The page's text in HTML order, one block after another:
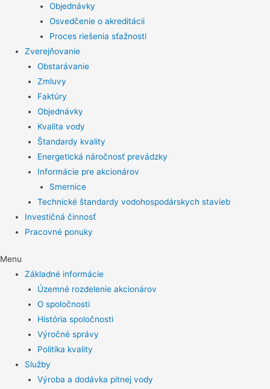
Objednávky
Osvedčenie o akreditácii
Proces riešenia sťažnosti
Zverejňovanie
Obstarávanie
Zmluvy
Faktúry
Objednávky
Kvalita vody
Štandardy kvality
Energetická náročnosť prevádzky
Informácie pre akcionárov
Smernice
Technické štandardy vodohospodárskych stavieb
Investičná činnosť
Pracovné ponuky
Menu
Základné informácie
Územné rozdelenie akcionárov
O spoločnosti
História spoločnosti
Výročné správy
Politika kvality
Služby
Výroba a dodávka pitnej vody